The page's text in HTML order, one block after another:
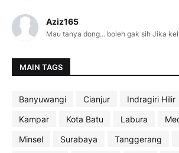
Aziz165
Mau tanya dong... boleh gak sih Jika
MAIN TAGS
Banyuwangi Cianjur Indragiri Hilir
Kampar
Kota Batu Labura
Minsel
Surabaya Tanggerang